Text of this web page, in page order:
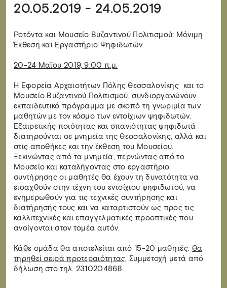
20.05.2019 - 24.05.2019
Ροτόντα και Μουσείο Βυζαντινού Πολιτισμού: Μόνιμη
Έκθεση και Εργαστήριο Ψηφιδωτών
20-24 Μαΐου 2019, 9:00 π.μ.
Η Εφορεία Αρχαιοτήτων Πόλης Θεσσαλονίκης και το
Μουσείο Βυζαντινού Πολιτισμού, συνδιοργανώνουν
εκπαιδευτικό πρόγραμμα με σκοπό τη γνωριμία των
μαθητών με τον κόσμο των εντοίχιων ψηφιδωτών.
Εξαιρετικής ποιότητας και σπανιότητας ψηφιδωτά
διατηρούνται σε μνημεία της Θεσσαλονίκης, αλλά και
στις αποθήκες και την έκθεση του Μουσείου.
Ξεκινώντας από τα μνημεία, περνώντας από το
Μουσείο και καταλήγοντας στο εργαστήριο
συντήρησης οι μαθητές θα έχουν τη δυνατότητα να
εισαχθούν στην τέχνη του εντοίχιου ψηφιδωτού, να
ενημερωθούν για τις τεχνικές συντήρησης και
διατήρησής τους και να καταρτιστούν ως προς τις
καλλιτεχνικές και επαγγελματικές προοπτικές που
ανοίγονται στον τομέα αυτόν.
Κάθε ομάδα θα αποτελείται από 15-20 μαθητές. Θα
τηρηθεί σειρά προτεραιότητας. Συμμετοχή μετά από
δήλωση στο τηλ. 2310204868.